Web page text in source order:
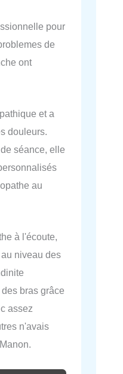
pour
de
ont
et a
douleurs.
séance, elle
au
à l'écoute,
niveau des
bras grâce
assez
n'avais